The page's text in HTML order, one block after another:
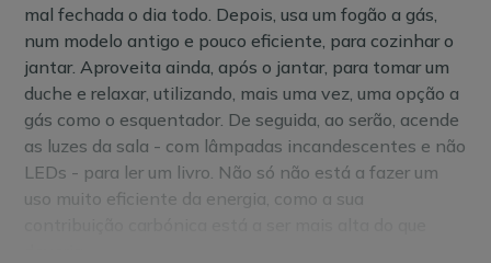
mal fechada o dia todo. Depois, usa um fogão a gás,
num modelo antigo e pouco eficiente, para cozinhar o
jantar. Aproveita ainda, após o jantar, para tomar um
duche e relaxar, utilizando, mais uma vez, uma opção a
gás como o esquentador. De seguida, ao serão, acende
as luzes da sala - com lâmpadas incandescentes e não
LEDs - para ler um livro. Não só não está a fazer um
uso muito eficiente da energia, como a sua